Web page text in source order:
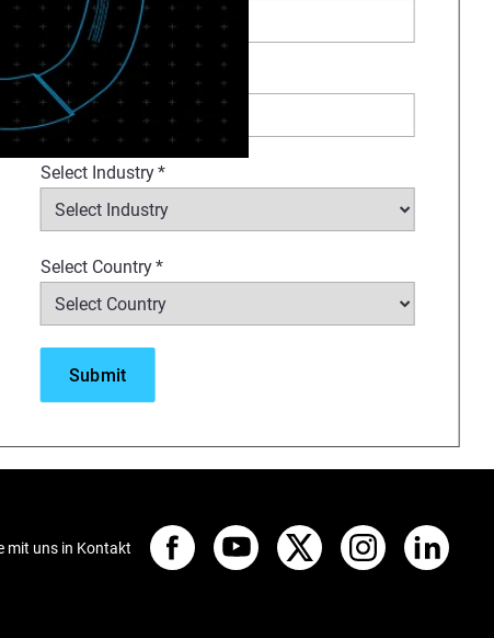
Company Name *
Select Industry*
Select Country*
F270 and F370 printers. It
jigs, fixtures, tools,
operational efficiency
organizations, you
mit uns in Kontakt